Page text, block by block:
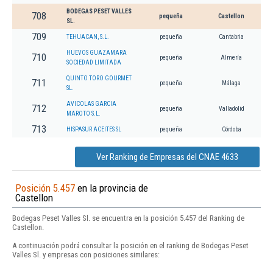
708
BODEGAS PESET VALLES
SL.
pequeña Castellon
709 TEHUACAN, S.L. pequeña Cantabria
710
HUEVOS GUAZAMARA
SOCIEDAD LIMITADA
pequeña Almería
711
QUINTO TORO GOURMET
SL.
pequeña Málaga
712
AVICOLAS GARCIA
MAROTO S.L.
pequeña Valladolid
713 HISPASUR ACEITES SL pequeña Córdoba
Ver Ranking de Empresas del CNAE 4633
Posición 5.457 en la provincia de
Castellon
Bodegas Peset Valles Sl. se encuentra en la posición 5.457 del Ranking de
Castellon.
A continuación podrá consultar la posición en el ranking de Bodegas Peset
Valles Sl. y empresas con posiciones similares: